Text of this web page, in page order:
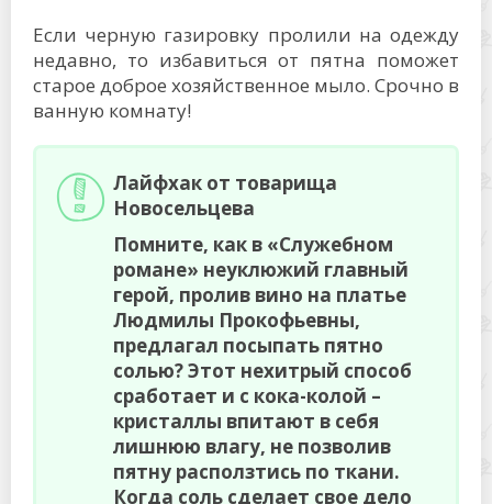
Если черную газировку пролили на одежду
недавно, то избавиться от пятна поможет
старое доброе хозяйственное мыло. Срочно в
ванную комнату!
Лайфхак от товарища
Новосельцева
Помните, как в «Служебном
романе» неуклюжий главный
герой, пролив вино на платье
Людмилы Прокофьевны,
предлагал посыпать пятно
солью? Этот нехитрый способ
сработает и с кока-колой –
кристаллы впитают в себя
лишнюю влагу, не позволив
пятну расползтись по ткани.
Когда соль сделает свое дело